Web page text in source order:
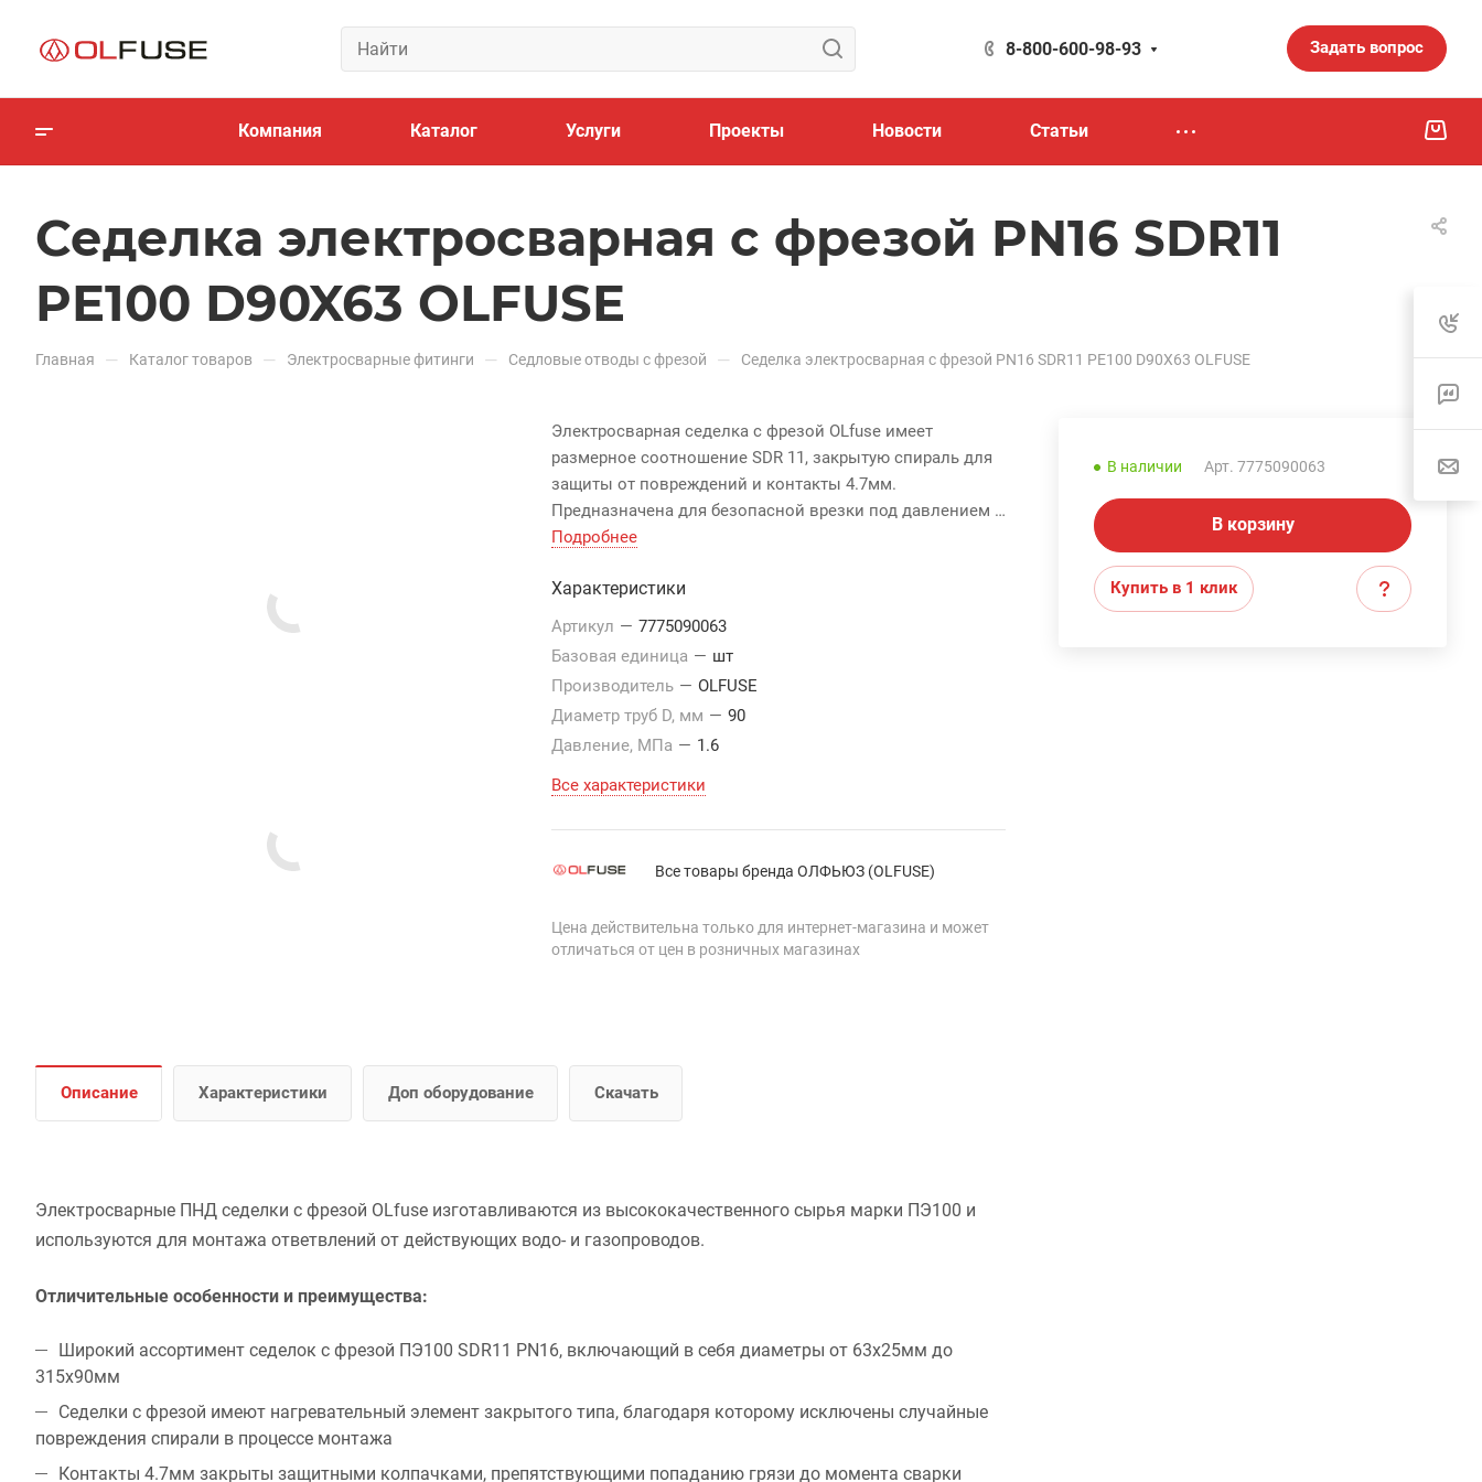
8-800-600-98-93 Задать вопрос
Компания Каталог Услуги Проекты Новости Статьи
Седелка электросварная с фрезой PN16 SDR11
PE100 D90X63 OLFUSE
Главная — Каталог товаров — Электросварные фитинги — Седловые отводы с фрезой — Седелка электросварная с фрезой PN16 SDR11 PE100 D90X63 OLFUSE
В наличии Арт. 7775090063
В корзину
Купить в 1 клик
Электросварная седелка с фрезой OLfuse имеет
размерное соотношение SDR 11, закрытую спираль для
защиты от повреждений и контакты 4.7мм.
Предназначена для безопасной врезки под давлением в
водопроводы с максимальным давлением до 1,0 МПа, и
Подробнее
Характеристики
Артикул — 7775090063
Базовая единица — шт
Производитель — OLFUSE
Диаметр труб D, мм — 90
Давление, МПа — 1.6
Все характеристики
Все товары бренда ОЛФЬЮЗ (OLFUSE)
Цена действительна только для интернет-магазина и может
отличаться от цен в розничных магазинах
Описание Характеристики Доп оборудование Скачать
Электросварные ПНД седелки с фрезой OLfuse изготавливаются из высококачественного сырья марки ПЭ100 и
используются для монтажа ответвлений от действующих водо- и газопроводов.
Отличительные особенности и преимущества:
Широкий ассортимент седелок с фрезой ПЭ100 SDR11 PN16, включающий в себя диаметры от 63х25мм до
315х90мм
Седелки с фрезой имеют нагревательный элемент закрытого типа, благодаря которому исключены случайные
повреждения спирали в процессе монтажа
Контакты 4.7мм закрыты защитными колпачками, препятствующими попаданию грязи до момента сварки